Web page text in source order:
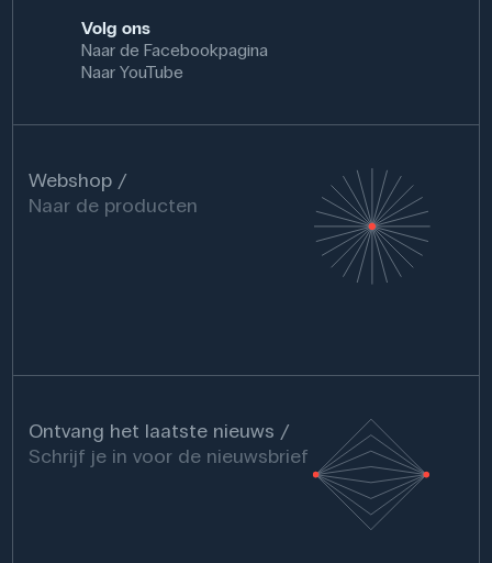
Volg ons
Naar de Facebookpagina
Naar YouTube
Webshop
Naar de producten
Ontvang het laatste nieuws
Schrijf je in voor de nieuwsbrief